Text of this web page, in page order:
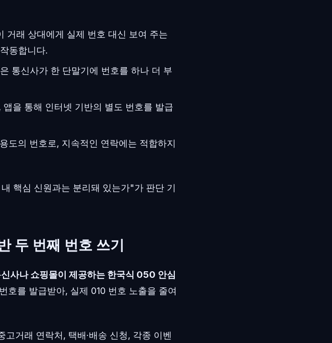
거래 상대에게 실제 번호 대신 보여 주는
동합니다.
통신사가 한 단말기에 번호를 하나 더 부
을 통해 인터넷 기반의 별도 번호를 발급
도의 번호로, 지속적인 연락에는 적합하지
핵심 신원과는 분리돼 있는가"가 판단 기
두 번째 번호 쓰기
사나 쇼핑몰이 제공하는 한국식 050 안심
호를 발급받아, 실제 010 번호 노출을 줄여
거래 연락처, 택배·배송 신청, 각종 이벤